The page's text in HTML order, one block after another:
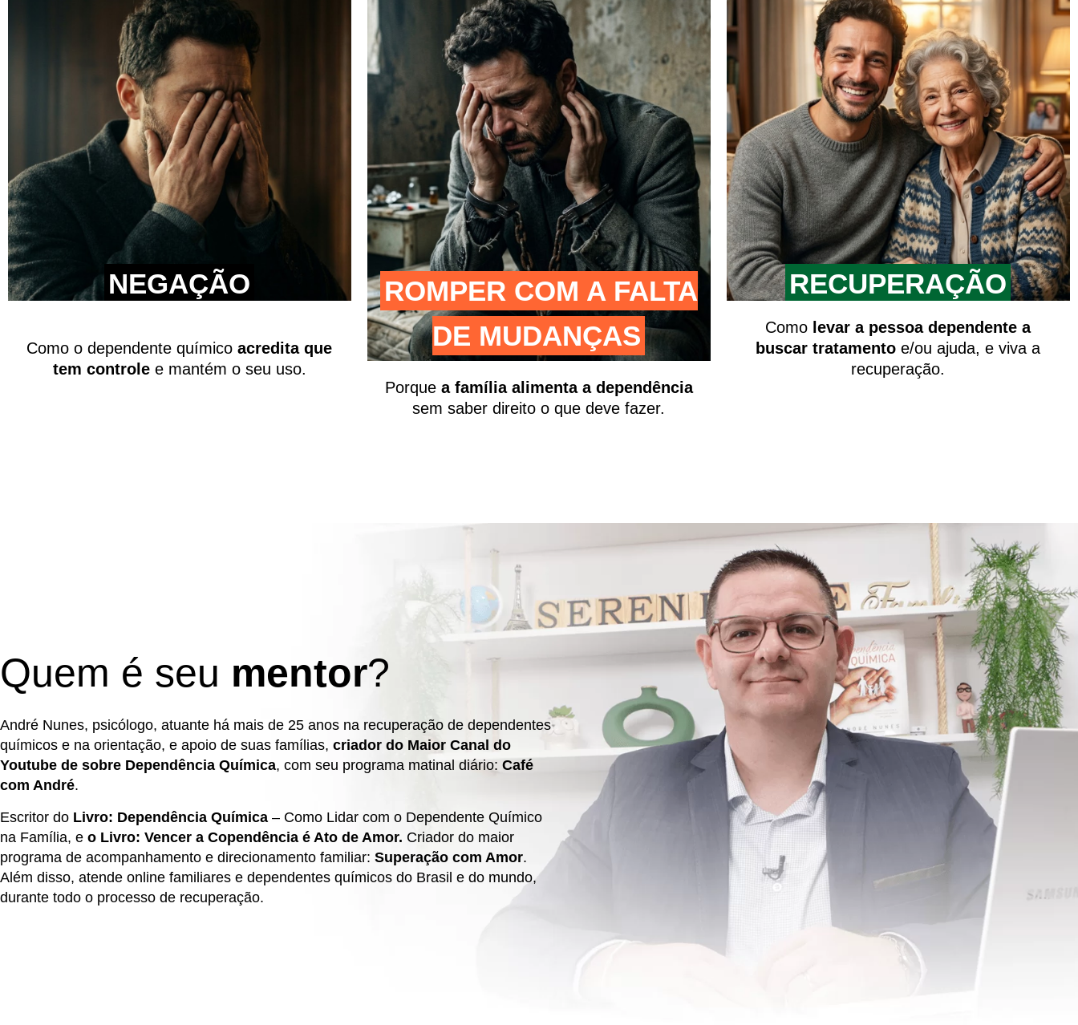
NEGAÇÃO
Como o dependente químico acredita que
tem controlee mantém o seu uso.
ROMPER COM A FALTA
DE MUDANÇAS
Porque a família alimenta a dependência
sem saber direito o que deve fazer.
RECUPERAÇÃO
Como levar a pessoa dependente a
buscar tratamento e/ou ajuda, e viva a
recuperação.
Quem é seu mentor?
André Nunes, psicólogo, atuante há mais de 25 anos na recuperação de dependentes
químicos e na orientação, e apoio de suas famílias, criador do Maior Canal do
Youtube de sobre Dependência Química, com seu programa matinal diário: Café
com André.
Escritor do Livro: Dependência Química – Como Lidar com o Dependente Químico
na Família, e o Livro: Vencer a Copendência é Ato de Amor. Criador do maior
programa de acompanhamento e direcionamento familiar: Superação com Amor.
Além disso, atende online familiares e dependentes químicos do Brasil e do mundo,
durante todo o processo de recuperação.